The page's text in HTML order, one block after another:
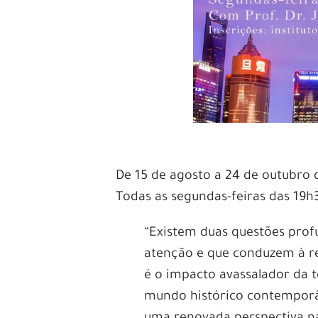
De 15 de agosto a 24 de outubro
Todas as segundas-feiras das
“Existem duas questões
atenção e que conduzem à
é o impacto avassalador
mundo histórico